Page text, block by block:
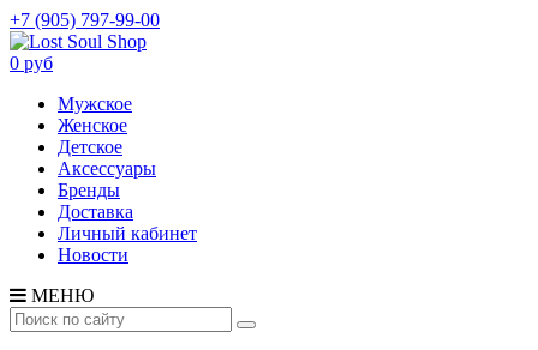
+7 (905) 797-99-00
0 руб
Мужское
Женское
Детское
Аксессуары
Бренды
Доставка
Личный кабинет
Новости
МЕНЮ